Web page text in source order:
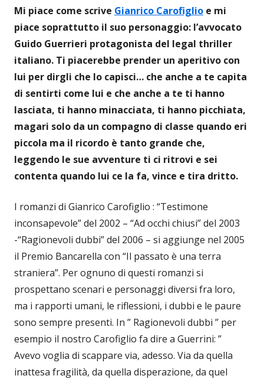
Mi piace come scrive Gianrico Carofiglio e mi
piace soprattutto il suo personaggio: l’avvocato
Guido Guerrieri protagonista del legal thriller
italiano. Ti piacerebbe prender un aperitivo con
lui per dirgli che lo capisci… che anche a te capita
di sentirti come lui e che anche a te ti hanno
lasciata, ti hanno minacciata, ti hanno picchiata,
magari solo da un compagno di classe quando eri
piccola ma il ricordo è tanto grande che,
leggendo le sue avventure ti ci ritrovi e sei
contenta quando lui ce la fa, vince e tira dritto.
I romanzi di Gianrico Carofiglio : “Testimone
inconsapevole” del 2002 – “Ad occhi chiusi” del 2003
-“Ragionevoli dubbi” del 2006 – si aggiunge nel 2005
il Premio Bancarella con “Il passato è una terra
straniera”. Per ognuno di questi romanzi si
prospettano scenari e personaggi diversi fra loro,
ma i rapporti umani, le riflessioni, i dubbi e le paure
sono sempre presenti. In ” Ragionevoli dubbi ” per
esempio il nostro Carofiglio fa dire a Guerrini: ”
Avevo voglia di scappare via, adesso. Via da quella
inattesa fragilità, da quella disperazione, da quel